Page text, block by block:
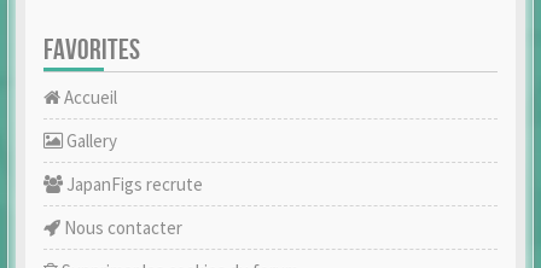
FAVORITES
Accueil
Gallery
JapanFigs recrute
Nous contacter